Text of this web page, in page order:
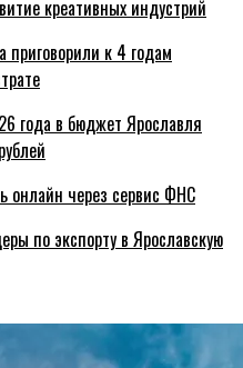
креативных индустрий
приговорили к 4 годам
года в бюджет Ярославля
через сервис ФНС
по экспорту в Ярославскую